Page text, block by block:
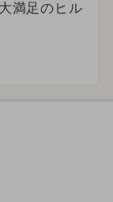
満足のヒル